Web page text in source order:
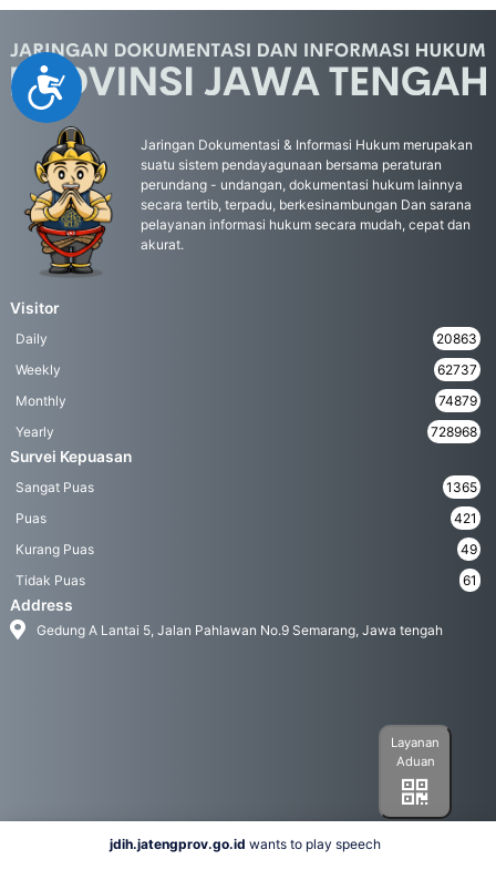
Accessibility
Jaringan Dokumentasi & Informasi Hukum merupakan
suatu sistem pendayagunaan bersama peraturan
perundang - undangan, dokumentasi hukum lainnya
secara tertib, terpadu, berkesinambungan Dan sarana
pelayanan informasi hukum secara mudah, cepat dan
akurat.
Visitor
Daily
20863
Weekly
62737
Monthly
74879
Yearly
728968
Survei Kepuasan
Sangat Puas
1365
Puas
421
Kurang Puas
49
Tidak Puas
61
Address
Gedung A Lantai 5, Jalan Pahlawan No.9 Semarang, Jawa tengah
Layanan
Aduan
jdih.jatengprov.go.id wants to play speech